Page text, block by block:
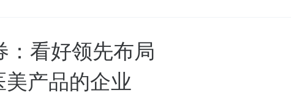
：看好领先布局
产品的企业